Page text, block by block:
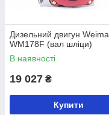
Дизельний двигун Weima
WM178F (вал шліци)
В наявності
19 027 ₴
Купити